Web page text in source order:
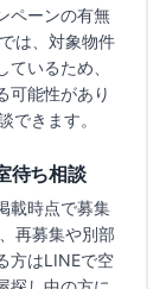
ペーンの有無
は、対象物件
いるため、
可能性があり
できます。
待ち相談
載時点で募集
再募集や別部
方はLINEで空